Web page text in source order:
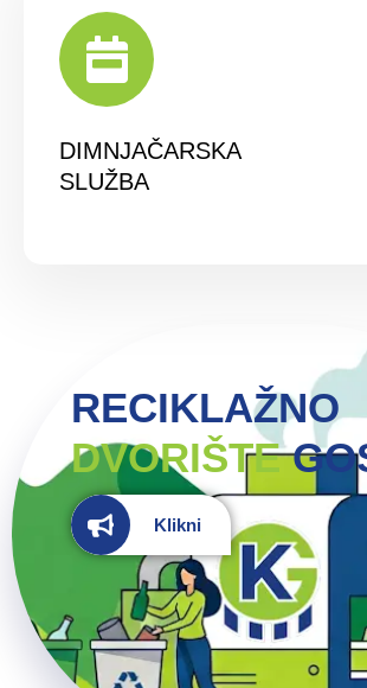
DIMNJAČARSKA
SLUŽBA
RECIKLAŽNO
DVORIŠTE
Klikni